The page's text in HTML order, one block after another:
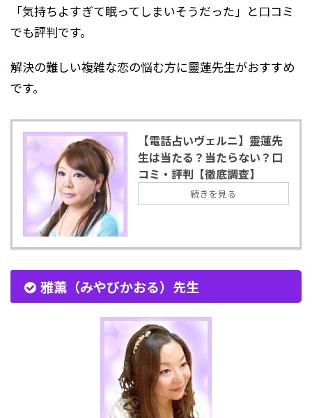
「気持ちよすぎて眠ってしまいそうだった」と口コミ
でも評判です。
解決の難しい複雑な恋の悩む方に靈蓮先生がおすすめ
です。
【電話占いヴェルニ】靈蓮先
生は当たる？当たらない？口
コミ・評判【徹底調査】
続きを見る
雅薫（みやびかおる）先生